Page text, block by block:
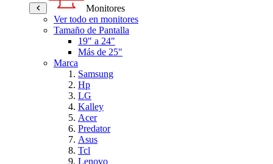
Monitores
Ver todo en monitores
Tamaño de Pantalla
19" a 24"
Más de 25"
Marca
Samsung
Hp
LG
Kalley
Acer
Predator
Asus
Tcl
Lenovo